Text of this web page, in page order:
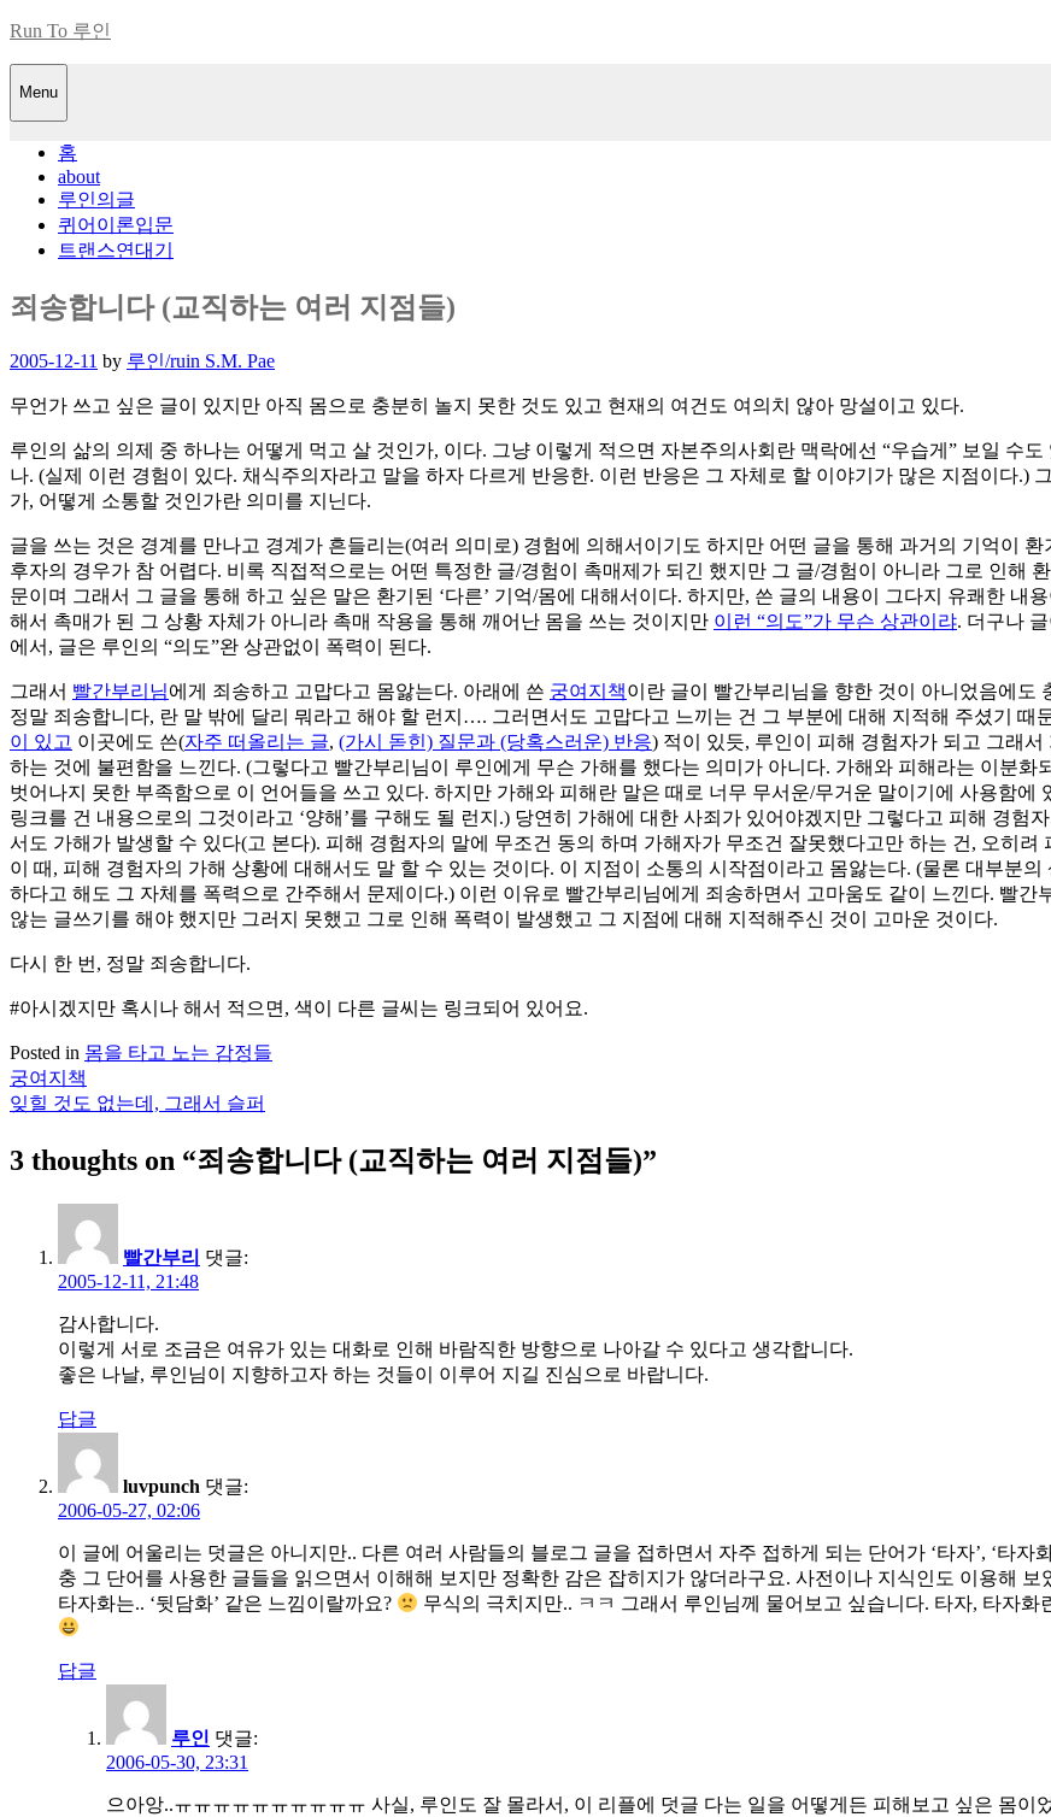
Skip
content
Run To 루인
Menu
홈
about
루인의글
퀴어이론입문
트랜스연대기
죄송합니다 (교직하는 여러 지점들)
Posted
2005-12-11 by 루인/ruin S.M. Pae
무언가 쓰고 싶은 글이 있지만 아직 몸으로 충분히 놀지 못한 것도 있고 현재의 여건도 여의치 않아 망설이고 있다.
루인의 삶의 의제 중 하나는 어떻게 먹고 살 것인가, 이다. 그냥 이렇게 적으면 자본주의사회란 맥락에선 “우습게” 보일 수
나. (실제 이런 경험이 있다. 채식주의자라고 말을 하자 다르게 반응한. 이런 반응은 그 자체로 할 이야기가 많은 지점이다.)
가, 어떻게 소통할 것인가란 의미를 지닌다.
글을 쓰는 것은 경계를 만나고 경계가 흔들리는(여러 의미로) 경험에 의해서이기도 하지만 어떤 글을 통해 과거의 기억이
후자의 경우가 참 어렵다. 비록 직접적으로는 어떤 특정한 글/경험이 촉매제가 되긴 했지만 그 글/경험이 아니라 그로 인해
문이며 그래서 그 글을 통해 하고 싶은 말은 환기된 ‘다른’ 기억/몸에 대해서이다. 하지만, 쓴 글의 내용이 그다지 유쾌한 내
해서 촉매가 된 그 상황 자체가 아니라 촉매 작용을 통해 깨어난 몸을 쓰는 것이지만 이런 “의도”가 무슨 상관이랴. 더구나
에서, 글은 루인의 “의도”완 상관없이 폭력이 된다.
그래서 빨간부리님에게 죄송하고 고맙다고 몸앓는다. 아래에 쓴 궁여지책이란 글이 빨간부리님을 향한 것이 아니었음에도
정말 죄송합니다, 란 말 밖에 달리 뭐라고 해야 할 런지…. 그러면서도 고맙다고 느끼는 건 그 부분에 대해 지적해 주셨기 때
이 있고 이곳에도 쓴(자주 떠올리는 글, (가시 돋힌) 질문과 (당혹스러운) 반응) 적이 있듯, 루인이 피해 경험자가 되고 그래
하는 것에 불편함을 느낀다. (그렇다고 빨간부리님이 루인에게 무슨 가해를 했다는 의미가 아니다. 가해와 피해라는 이분
벗어나지 못한 부족함으로 이 언어들을 쓰고 있다. 하지만 가해와 피해란 말은 때로 너무 무서운/무거운 말이기에 사용함에
링크를 건 내용으로의 그것이라고 ‘양해’를 구해도 될 런지.) 당연히 가해에 대한 사죄가 있어야겠지만 그렇다고 피해 경험
서도 가해가 발생할 수 있다(고 본다). 피해 경험자의 말에 무조건 동의 하며 가해자가 무조건 잘못했다고만 하는 건, 오히
이 때, 피해 경험자의 가해 상황에 대해서도 말 할 수 있는 것이다. 이 지점이 소통의 시작점이라고 몸앓는다. (물론 대부분
하다고 해도 그 자체를 폭력으로 간주해서 문제이다.) 이런 이유로 빨간부리님에게 죄송하면서 고마움도 같이 느낀다. 빨간
않는 글쓰기를 해야 했지만 그러지 못했고 그로 인해 폭력이 발생했고 그 지점에 대해 지적해주신 것이 고마운 것이다.
다시 한 번, 정말 죄송합니다.
#아시겠지만 혹시나 해서 적으면, 색이 다른 글씨는 링크되어 있어요.
Posted in 몸을 타고 노는 감정들
글
탐
색
궁여지책
잊힐 것도 없는데, 그래서 슬퍼
3 thoughts on “죄송합니다 (교직하는 여러 지점들)”
빨간부리 댓글:
2005-12-11, 21:48
감사합니다.
이렇게 서로 조금은 여유가 있는 대화로 인해 바람직한 방향으로 나아갈 수 있다고 생각합니다.
좋은 나날, 루인님이 지향하고자 하는 것들이 이루어 지길 진심으로 바랍니다.
답글
luvpunch 댓글:
2006-05-27, 02:06
이 글에 어울리는 덧글은 아니지만.. 다른 여러 사람들의 블로그 글을 접하면서 자주 접하게 되는 단어가 ‘타자’, ‘타
충 그 단어를 사용한 글들을 읽으면서 이해해 보지만 정확한 감은 잡히지가 않더라구요. 사전이나 지식인도 이용해
타자화는.. ‘뒷담화’ 같은 느낌이랄까요?
무식의 극치지만.. ㅋㅋ 그래서 루인님께 물어보고 싶습니다. 타자, 타자
답글
루인 댓글:
2006-05-30, 23:31
으아앙..ㅠㅠㅠㅠㅠㅠㅠㅠㅠㅠ 사실, 루인도 잘 몰라서, 이 리플에 덧글 다는 일을 어떻게든 피해보고 싶은 몸이